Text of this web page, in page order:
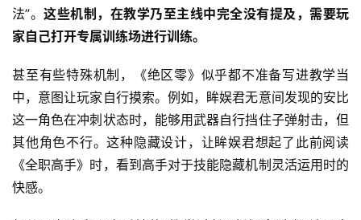
法”。这些机制，在教学乃至主线中完全没有提及，需要玩
家自己打开专属训练场进行训练。
甚至有些特殊机制，《绝区零》似乎都不准备写进教学当
中，意图让玩家自行摸索。例如，眸娱君无意间发现的安比
这一角色在冲刺状态时，能够用武器自行挡住子弹射击，但
其他角色不行。这种隐藏设计，让眸娱君想起了此前阅读
《全职高手》时，看到高手对于技能隐藏机制灵活运用时的
快感。